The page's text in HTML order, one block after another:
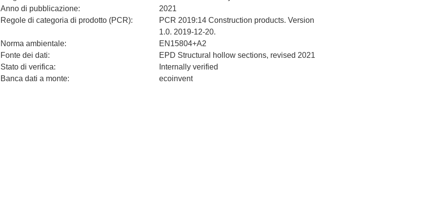
Anno di pubblicazione:
2021
Regole di categoria di prodotto (PCR):
PCR 2019:14 Construction products. Version
1.0. 2019-12-20.
Norma ambientale:
EN15804+A2
Fonte dei dati:
EPD Structural hollow sections, revised 2021
Stato di verifica:
Internally verified
Banca dati a monte: ecoinvent